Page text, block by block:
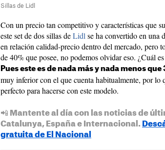
Sillas de Lidl
Con un precio tan competitivo y características que
este set de dos sillas deLidl se ha convertido en una
en relación calidad-precio dentro del mercado, pero
de 40% que posee, no podemos olvidar eso. ¿Cuál
Pues este es de nada más y nada menos
muy inferior con el que cuenta habitualmente, por lo
perfecto para hacerse con este modelo.
📲 Mantente al día con las noticias de
Catalunya, España e Internacional.
gratuita de El Nacional